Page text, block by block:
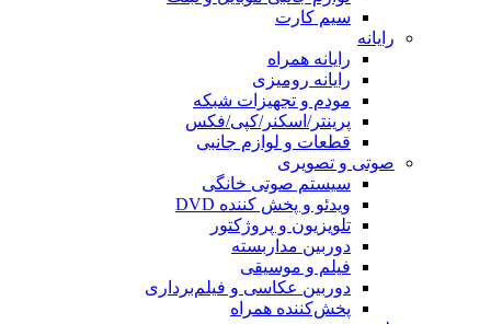
سیم کارت
رایانه
رایانه همراه
رایانه رومیزی
مودم و تجهیزات شبکه
پرینتر/اسکنر/کپی/فکس
قطعات و لوازم جانبی
صوتی و تصویری
سیستم صوتی خانگی
ویدئو و پخش کننده DVD
تلویزیون و پروژکتور
دوربین مداربسته
فیلم و موسیقی
دوربین عکاسی و فیلم‌برداری
پخش‌کننده همراه